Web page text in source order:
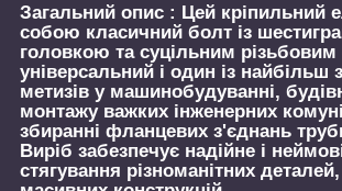
Загальний опис : Цей кріпильний
собою класичний болт із
головкою та суцільним
універсальний і один із найбільш
метизів у машинобудуванні,
монтажу важких інженерних
збиранні фланцевих з'єднань
Виріб забезпечує надійне і
стягування різноманітних